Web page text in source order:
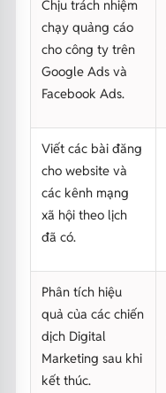
Chịu trách nhiệm
chạy quảng cáo
cho công ty trên
Google Ads và
Facebook Ads.
Viết các bài đăng
cho website và
các kênh mạng
xã hội theo lịch
đã có.
Phân tích hiệu
quả của các chiến
dịch Digital
Marketing sau khi
kết thúc.